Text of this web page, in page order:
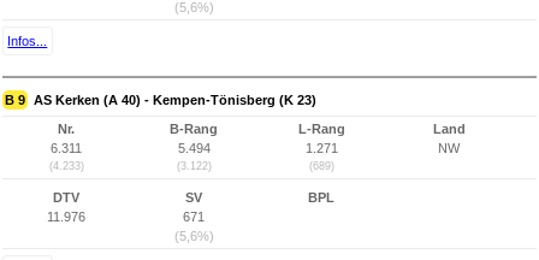
(5,6%)
Infos...
B 9 AS Kerken (A 40) - Kempen-Tönisberg (K 23)
Nr.
6.311
(4.233)
B-Rang
5.494
(3.122)
L-Rang
1.271
(689)
Land
NW
DTV
11.976
SV
671
(5,6%)
BPL